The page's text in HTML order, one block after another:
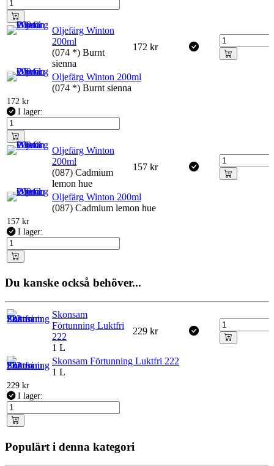
Oljefärg Winton
200ml
(074 *) Burnt
sienna
172 kr
Oljefärg Winton 200ml
(074 *) Burnt sienna
172 kr
I lager:
Oljefärg Winton
200ml
(087) Cadmium
lemon hue
157 kr
Oljefärg Winton 200ml
(087) Cadmium lemon hue
157 kr
I lager:
Du kanske också behöver...
Skonsam
Förtunning Luktfri
222
1 L
229 kr
Skonsam Förtunning Luktfri 222
1 L
229 kr
I lager:
Populärt i denna kategori